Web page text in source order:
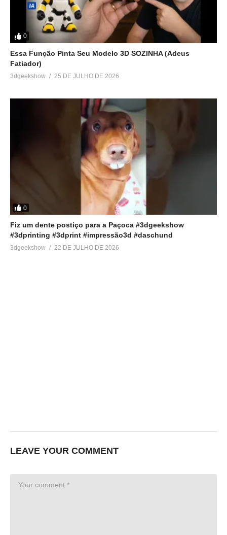
0
Essa Função Pinta Seu Modelo 3D SOZINHA (Adeus
Fatiador)
3dgeekshow 25 DE JULHO DE 2026
0
Fiz um dente postiço para a Paçoca #3dgeekshow
#3dprinting #3dprint #impressão3d #daschund
3dgeekshow 22 DE JULHO DE 2026
LEAVE YOUR COMMENT